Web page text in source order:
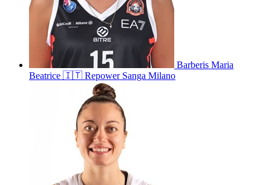
Barberis Maria
Beatrice 🇮🇹 Repower Sanga Milano